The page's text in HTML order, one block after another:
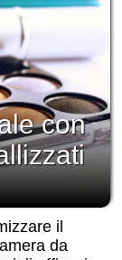
con
il
da